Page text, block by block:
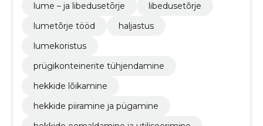
lume – ja libedusetōrje
libedusetõrje
lumetõrje tööd
haljastus
lumekoristus
prügikonteinerite tühjendamine
hekkide lõikamine
hekkide piiramine ja pügamine